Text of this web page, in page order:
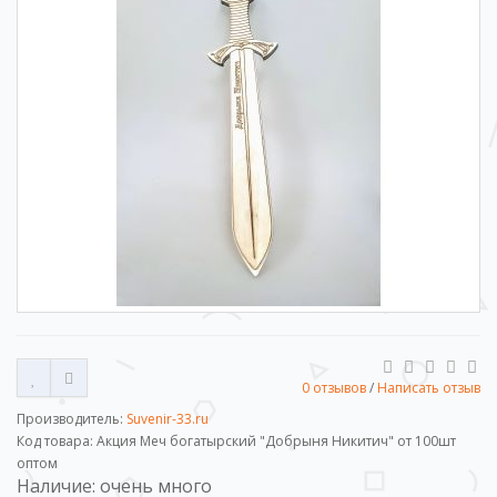
0 отзывов/ Написать отзыв
Производитель: Suvenir-33.ru
Код товара: Акция Меч богатырский "Добрыня Никитич" от 100шт
оптом
Наличие: очень много